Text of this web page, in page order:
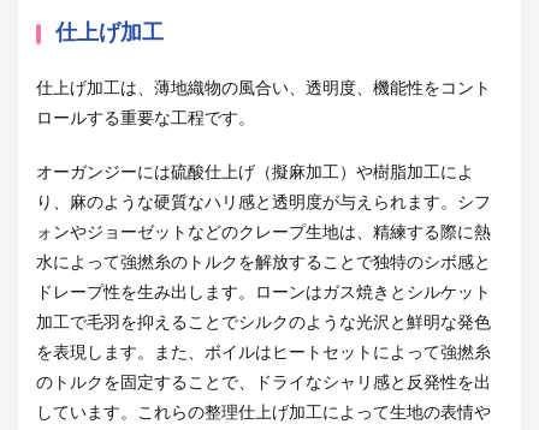
仕上げ加工
仕上げ加工は、薄地織物の風合い、透明度、機能性をコント
ロールする重要な工程です。
オーガンジーには硫酸仕上げ（擬麻加工）や樹脂加工によ
り、麻のような硬質なハリ感と透明度が与えられます。 シフ
ォンやジョーゼットなどのクレープ生地は、精練する際に熱
水によって強撚糸のトルクを解放することで独特のシボ感と
ドレープ性を生み出します。 ローンはガス焼きとシルケット
加工で毛羽を抑えることでシルクのような光沢と鮮明な発色
を表現します。また、 ボイルはヒートセットによって強撚糸
のトルクを固定することで、ドライなシャリ感と反発性を出
しています。
これらの整理仕上げ加工によって生地の表情や